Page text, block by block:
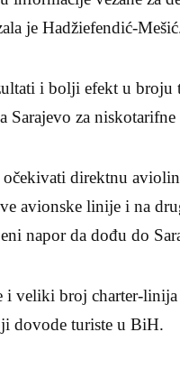
je Hadžiefendić-
i bolji efekt u
Sarajevo za
direktnu
avionske linije i na
napor da dođu do
i veliki broj charter-
dovode turiste u BiH.